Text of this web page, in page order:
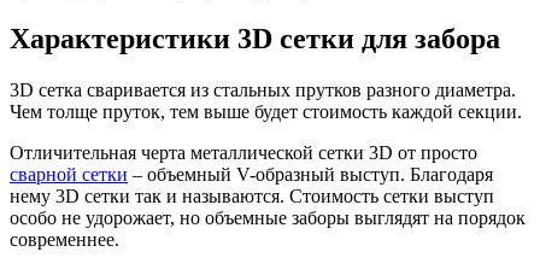
Характеристики 3D сетки для забора
3D сетка сваривается из стальных прутков разного диаметра.
Чем толще пруток, тем выше будет стоимость каждой секции.
Отличительная черта металлической сетки 3D от просто
сварной сетки – объемный V-образный выступ. Благодаря
нему 3D сетки так и называются. Стоимость сетки выступ
особо не удорожает, но объемные заборы выглядят на порядок
современнее.